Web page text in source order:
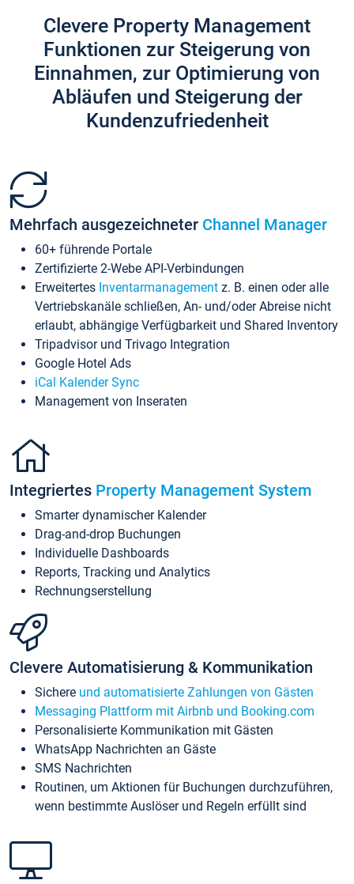
Clevere Property Management
Funktionen zur Steigerung von
Einnahmen, zur Optimierung von
Abläufen und Steigerung der
Kundenzufriedenheit
Mehrfach ausgezeichneter Channel Manager
60+ führende Portale
Zertifizierte 2-Webe API-Verbindungen
Erweitertes Inventarmanagement z. B. einen oder alle
Vertriebskanäle schließen, An- und/oder Abreise nicht
erlaubt, abhängige Verfügbarkeit und Shared Inventory
Tripadvisor und Trivago Integration
Google Hotel Ads
iCal Kalender Sync
Management von Inseraten
Integriertes Property Management System
Smarter dynamischer Kalender
Drag-and-drop Buchungen
Individuelle Dashboards
Reports, Tracking und Analytics
Rechnungserstellung
Clevere Automatisierung & Kommunikation
Sichere und automatisierte Zahlungen von Gästen
Messaging Plattform mit Airbnb und Booking.com
Personalisierte Kommunikation mit Gästen
WhatsApp Nachrichten an Gäste
SMS Nachrichten
Routinen, um Aktionen für Buchungen durchzuführen,
wenn bestimmte Auslöser und Regeln erfüllt sind